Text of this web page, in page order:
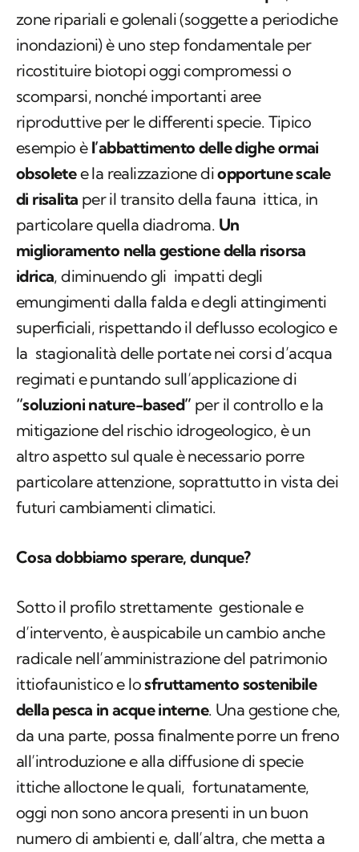
zone ripariali e golenali (soggette a periodiche
inondazioni) è uno step fondamentale per
ricostituire biotopi oggi compromessi o
scomparsi, nonché importanti aree
riproduttive per le differenti specie. Tipico
esempio è l’abbattimento delle dighe ormai
obsoletee la realizzazione diopportune scale
di risalita per il transito della fauna ittica, in
particolare quella diadroma. Un
miglioramento nella gestione della risorsa
idrica, diminuendo gli impatti degli
emungimenti dalla falda e degli attingimenti
superficiali, rispettando il deflusso ecologico e
la stagionalità delle portate nei corsi d’acqua
regimati e puntando sull’applicazione di
“soluzioni nature-based” per il controllo e la
mitigazione del rischio idrogeologico, è un
altro aspetto sul quale è necessario porre
particolare attenzione, soprattutto in vista dei
futuri cambiamenti climatici.
Cosa dobbiamo sperare, dunque?
Sotto il profilo strettamente gestionale e
d’intervento, è auspicabile un cambio anche
radicale nell’amministrazione del patrimonio
ittiofaunistico e losfruttamento sostenibile
della pesca in acque interne. Una gestione che,
da una parte, possa finalmente porre un freno
all’introduzione e alla diffusione di specie
ittiche alloctone le quali, fortunatamente,
oggi non sono ancora presenti in un buon
numero di ambienti e, dall’altra, che metta a